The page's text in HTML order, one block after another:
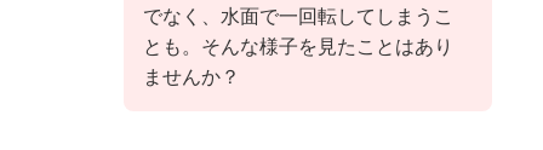
でなく、水面で一回転してしまうこ
とも。そんな様子を見たことはあり
ませんか？